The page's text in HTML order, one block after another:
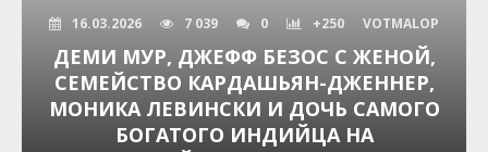
16.03.2026 7 039 0 +250 VOTMALOP
ДЕМИ МУР, ДЖЕФФ БЕЗОС С ЖЕНОЙ,
СЕМЕЙСТВО КАРДАШЬЯН-ДЖЕННЕР,
МОНИКА ЛЕВИНСКИ И ДОЧЬ САМОГО
БОГАТОГО ИНДИЙЦА НА